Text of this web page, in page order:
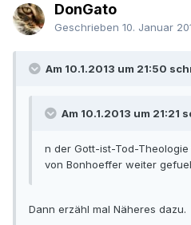
DonGato
Geschrieben 10. Januar
Am 10.1.2013 um 21:50
Am 10.1.2013 um 21:21
n der Gott-ist-Tod-
von Bonhoeffer weiter
Dann erzähl mal Näheres dazu.